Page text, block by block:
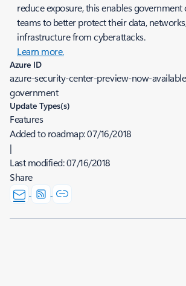
reduce exposure, this enables
teams to better protect their data,
infrastructure from cyberattacks.
Learn more.
Azure ID
azure-security-center-preview-now-
government
Update Types(s)
Features
Added to roadmap:07/16/2018
|
Last modified:07/16/2018
Share